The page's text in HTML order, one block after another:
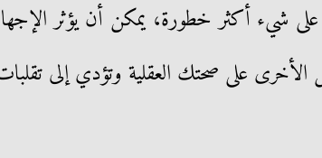
شيء أكثر خطورة، يمكن أن يؤثر
الأخرى على صحتك العقلية وتؤدي إلى